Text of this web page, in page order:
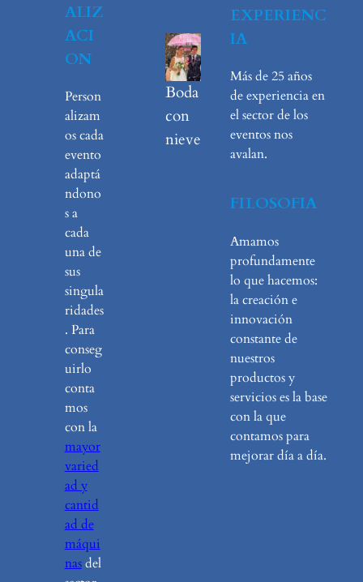
ALIZ
ACI
ON
Person
alizam
os cada
evento
adaptá
ndono
s a
cada
una de
sus
singula
ridades
. Para
conseg
uirlo
conta
mos
con la
mayor
varied
ad y
cantid
ad de
máqui
nasdel
Boda
con
nieve
EXPERIENC
IA
Más de 25 años
de experiencia en
el sector de los
eventos nos
avalan.
FILOSOFIA
Amamos
profundamente
lo que hacemos:
la creación e
innovación
constante de
nuestros
productos y
servicios es la base
con la que
contamos para
mejorar día a día.